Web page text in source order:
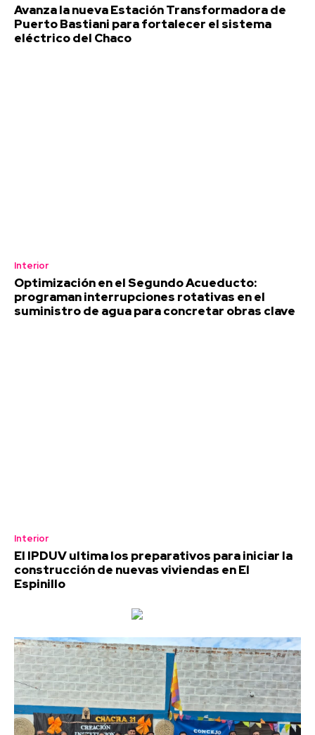
Avanza la nueva Estación Transformadora de
Puerto Bastiani para fortalecer el sistema
eléctrico del Chaco
Interior
Optimización en el Segundo Acueducto:
programan interrupciones rotativas en el
suministro de agua para concretar obras clave
Interior
El IPDUV ultima los preparativos para iniciar la
construcción de nuevas viviendas en El
Espinillo